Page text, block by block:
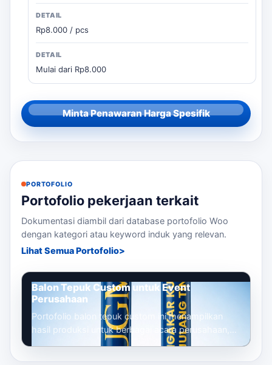
Rp8.000 / pcs
Mulai dari Rp8.000
Minta Penawaran Harga Spesifik
PORTOFOLIO
Portofolio pekerjaan terkait
Dokumentasi diambil dari database portofolio Woo
dengan kategori atau keyword induk yang relevan.
Lihat Semua Portofolio
Balon Tepuk Custom untuk Event
Perusahaan
Portofolio balon tepuk custom ini menampilkan
hasil produksi untuk berbagai acara perusahaan,
mulai dari gathering, seminar, launc...